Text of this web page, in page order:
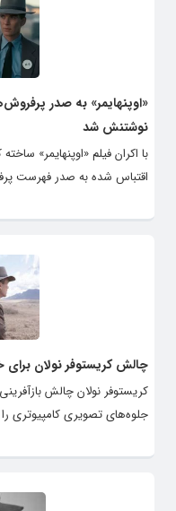
نوشتنش شد
با اکران فیلم «اوپنهایمر»
اقتباس شده به صدر فهرست
چالش کریستوفر نولان برای
کریستوفر نولان چالش
جلوه‌های تصویری کامپیوتری